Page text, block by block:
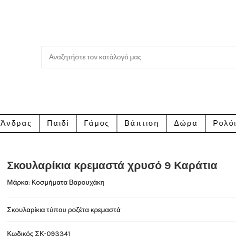
Άνδρας Παιδί Γάμος Βάπτιση Δώρα Ρολόι
Σκουλαρίκια κρεμαστά χρυσό 9 Καράτια
Μάρκα: Κοσμήματα Βαρουχάκη
Σκουλαρίκια τύπου ροζέτα κρεμαστά
Κωδικός ΣΚ-093341